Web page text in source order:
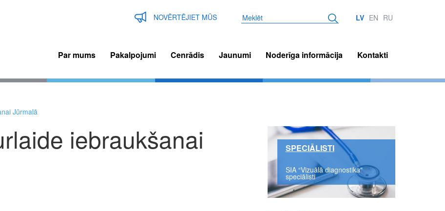
LV EN RU
Meklēt
NOVĒRTĒJIET MŪS
Par mums Pakalpojumi Cenrādis Jaunumi Noderīga informācija Kontakti
Jūrmalā
iebraukšanai SPECIĀLISTI
SIA “Vizuālā diagnostika”
speciālisti